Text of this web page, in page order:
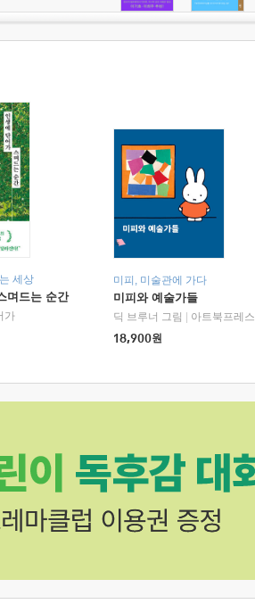
세상
며드는 순간
가
미피, 미술관에 가다
미피와 예술가들
딕 브루너 그림
아트북프레스
18,900원